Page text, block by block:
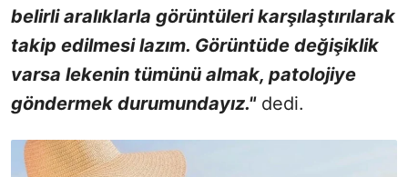
belirli aralıklarla görüntüleri karşılaştırılarak
takip edilmesi lazım. Görüntüde değişiklik
varsa lekenin tümünü almak, patolojiye
göndermek durumundayız."dedi.